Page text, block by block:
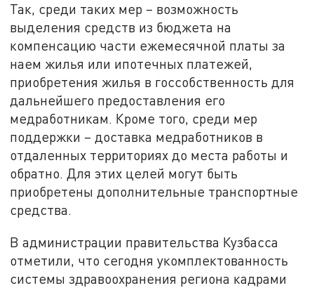
Так, среди таких мер – возможность
выделения средств из бюджета на
компенсацию части ежемесячной платы за
наем жилья или ипотечных платежей,
приобретения жилья в госсобственность для
дальнейшего предоставления его
медработникам. Кроме того, среди мер
поддержки – доставка медработников в
отдаленных территориях до места работы и
обратно. Для этих целей могут быть
приобретены дополнительные транспортные
средства.
В администрации правительства Кузбасса
отметили, что сегодня укомплектованность
системы здравоохранения региона кадрами